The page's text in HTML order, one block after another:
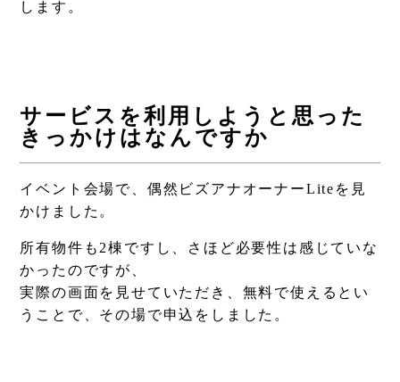
します。
サービスを利用しようと思った
きっかけはなんですか
イベント会場で、偶然ビズアナオーナーLiteを見
かけました。
所有物件も2棟ですし、さほど必要性は感じていな
かったのですが、
実際の画面を見せていただき、無料で使えるとい
うことで、その場で申込をしました。